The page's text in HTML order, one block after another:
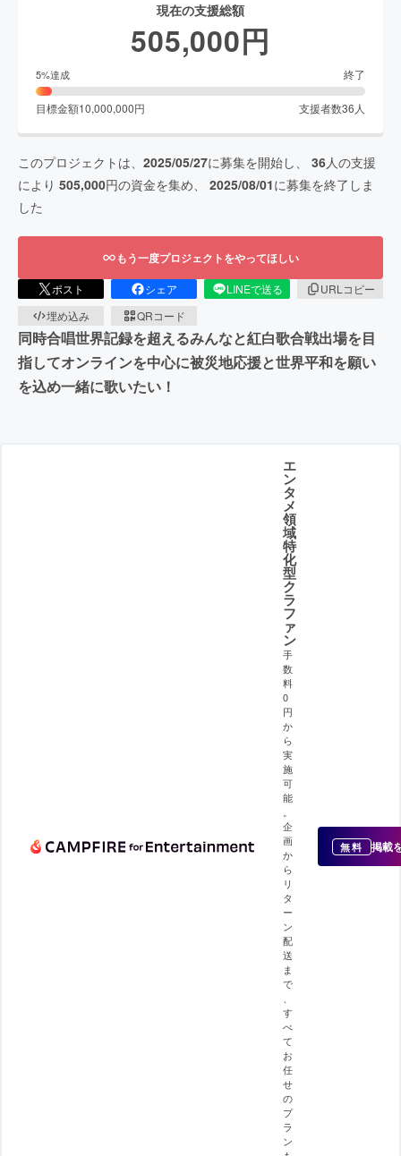
現在の支援総額
505,000円
5%達成 終了
目標金額10,000,000円 支援者数36 人
このプロジェクトは、 2025/05/27に募集を開始し、 36人の支援
により 505,000円の資金を集め、 2025/08/01に募集を終了しま
した
もう一度プロジェクトをやってほしい
ポスト シェア LINEで送る
URLコピー
埋め込み
QRコード
同時合唱世界記録を超えるみんなと紅白歌合戦出場を目
指してオンラインを中心に被災地応援と世界平和を願い
を込め一緒に歌いたい！
エ
ン
タ
メ
領
域
特
化
型
ク
ラ
フ
ァ
ン
手
数
料
0
円
か
ら
実
施
可
能
企
画
か
ら
リ
タ
ー
ン
配
送
ま
で
す
べ
て
お
任
せ
の
プ
ラ
ン
無料 掲載